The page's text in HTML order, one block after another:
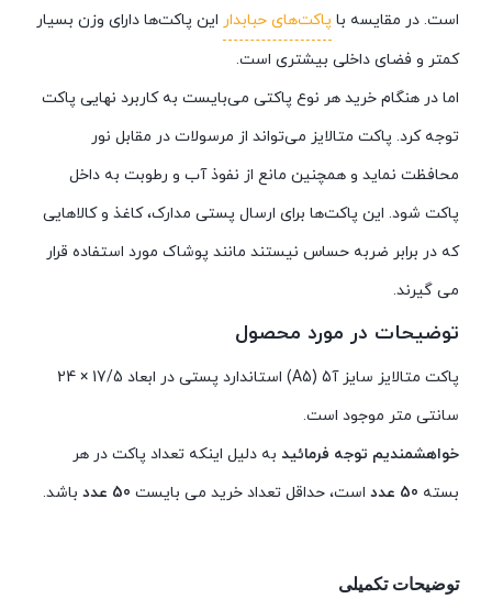
است. در مقایسه با پاکت‌های حبابدار این پاکت‌ها دارای وزن بسیار
کمتر و فضای داخلی بیشتری است.
اما در هنگام خرید هر نوع پاکتی می‌بایست به کاربرد نهایی پاکت
توجه کرد. پاکت‌ متالایز می‌تواند از مرسولات در مقابل نور
محافظت نماید و همچنین مانع از نفوذ آب و رطوبت به داخل
پاکت شود. این پاکت‌ها برای ارسال پستی مدارک، کاغذ و کالاهایی
که در برابر ضربه حساس نیستند مانند پوشاک مورد استفاده قرار
می گیرند.
توضیحات در مورد محصول
پاکت متالایز سایز آ5 (A5) استاندارد پستی در ابعاد 17
/5 × 24
سانتی متر موجود است.
خواهشمندیم توجه فرمائید به دلیل اینکه تعداد پاکت در هر
بسته 50 عدد است، حداقل تعداد خرید می بایست 50 عدد باشد.
توضیحات تکمیلی